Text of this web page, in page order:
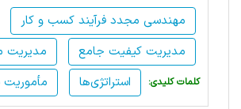
مهندسی مجدد فرآیند کسب و کار
مدیریت
مدیریت کیفیت جامع
مأموریت
استراتژی‌ها :کلمات کلیدی